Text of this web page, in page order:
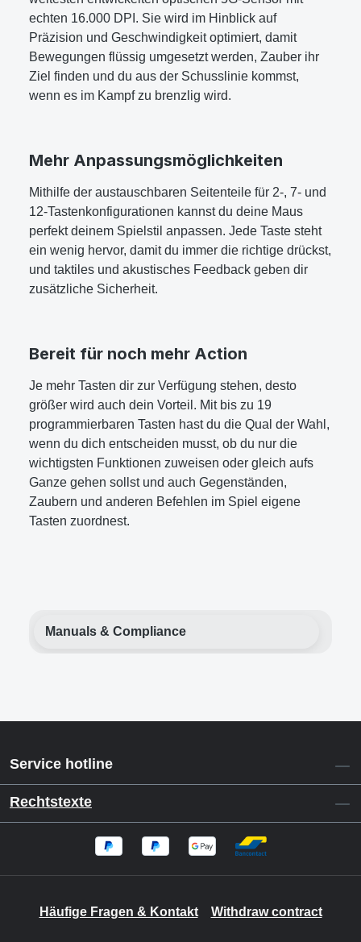
echten 16.000 DPI. Sie wird im Hinblick auf
Präzision und Geschwindigkeit optimiert, damit
Bewegungen flüssig umgesetzt werden, Zauber ihr
Ziel finden und du aus der Schusslinie kommst,
wenn es im Kampf zu brenzlig wird.
Mehr Anpassungsmöglichkeiten
Mithilfe der austauschbaren Seitenteile für 2-, 7- und
12-Tastenkonfigurationen kannst du deine Maus
perfekt deinem Spielstil anpassen. Jede Taste steht
ein wenig hervor, damit du immer die richtige drückst,
und taktiles und akustisches Feedback geben dir
zusätzliche Sicherheit.
Bereit für noch mehr Action
Je mehr Tasten dir zur Verfügung stehen, desto
größer wird auch dein Vorteil. Mit bis zu 19
programmierbaren Tasten hast du die Qual der Wahl,
wenn du dich entscheiden musst, ob du nur die
wichtigsten Funktionen zuweisen oder gleich aufs
Ganze gehen sollst und auch Gegenständen,
Zaubern und anderen Befehlen im Spiel eigene
Tasten zuordnest.
Manuals & Compliance
Service hotline
Rechtstexte
Häufige Fragen & Kontakt Withdraw contract